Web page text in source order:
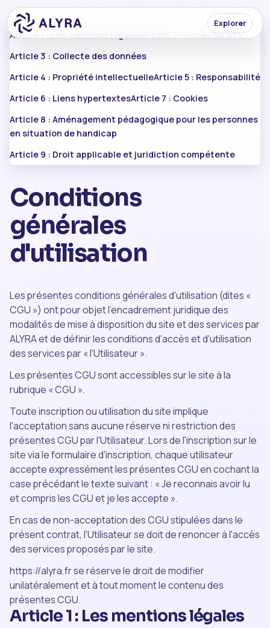
Explorer
Article 1 : Les mentions légales
Article 2 : Accès au site
Article 3 : Collecte des données
Article 4 : Propriété intellectuelleArticle 5 : Responsabilité
Article 6 : Liens hypertextesArticle 7 : Cookies
Article 8 : Aménagement pédagogique pour les personnes
en situation de handicap
Article 9 : Droit applicable et juridiction compétente
Conditions
générales
d'utilisation
Les présentes conditions générales d'utilisation (dites «
CGU ») ont pour objet l'encadrement juridique des
modalités de mise à disposition du site et des services par
ALYRA et de définir les conditions d'accès et d'utilisation
des services par « l'Utilisateur ».
Les présentes CGU sont accessibles sur le site à la
rubrique « CGU ».
Toute inscription ou utilisation du site implique
l'acceptation sans aucune réserve ni restriction des
présentes CGU par l'Utilisateur. Lors de l'inscription sur le
site via le formulaire d'inscription, chaque utilisateur
accepte expressément les présentes CGU en cochant la
case précédant le texte suivant : « Je reconnais avoir lu
et compris les CGU et je les accepte ».
En cas de non-acceptation des CGU stipulées dans le
présent contrat, l'Utilisateur se doit de renoncer à l'accès
des services proposés par le site.
https://alyra.fr se réserve le droit de modifier
unilatéralement et à tout moment le contenu des
présentes CGU.
Article 1 : Les mentions légales